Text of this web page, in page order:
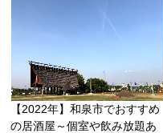
【2022年】和泉市でおすすめ
の居酒屋～個室や飲み放題あ